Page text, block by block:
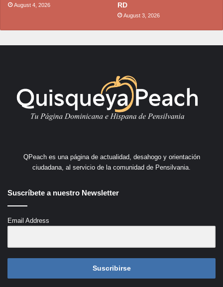
August 4, 2026
RD
August 3, 2026
QPeach es una página de actualidad, desahogo y orientación
ciudadana, al servicio de la comunidad de Pensilvania.
Suscríbete a nuestro Newsletter
Email Address
Suscribirse